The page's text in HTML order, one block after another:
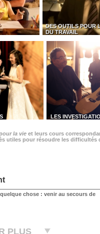
DES OUTILS POUR
DU TRAVAIL
LES
la vie et leurs cours
utiles pour résoudre les difficultés
chose : venir au secours de
PLUS